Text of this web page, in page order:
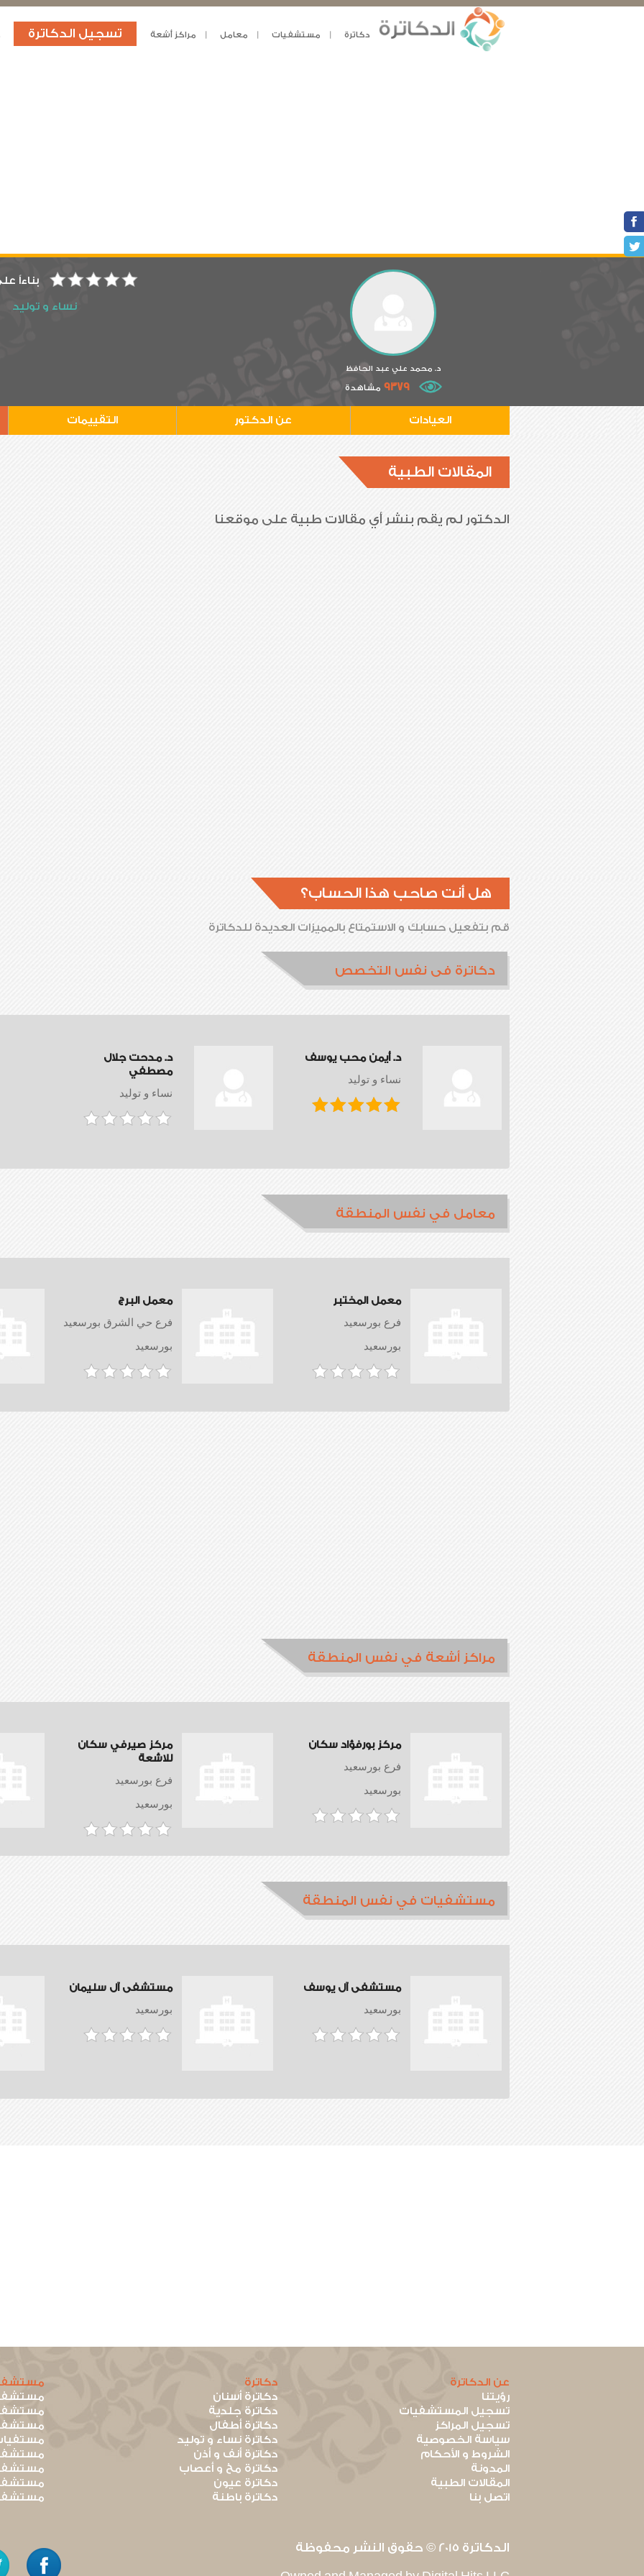
دكاترة مستشفيات معامل مراكز أشعة تسجيل الدكاترة
د. محمد علي عبد الحافظ
9379 مشاهدة
بناءاً
نساء و توليد
العيادات عن الدكتور التقييمات
المقالات الطبية
الدكتور لم يقم بنشر أي مقالات طبية على موقعنا
هل أنت صاحب هذا الحساب؟
قم بتفعيل حسابك و الاستمتاع بالمميزات العديدة للدكاترة
دكاترة فى نفس التخصص
د. مدحت جلال
مصطفي
نساء و توليد
د. أيمن محب يوسف
نساء و توليد
معامل في نفس المنطقة
معمل البرج
فرع حي الشرق بورسعيد
بورسعيد
معمل المختبر
فرع بورسعيد
بورسعيد
مراكز أشعة في نفس المنطقة
مركز صيرفي سكان
للاشعة
فرع بورسعيد
بورسعيد
مركز بورفؤاد سكان
فرع بورسعيد
بورسعيد
مستشفيات في نفس المنطقة
مستشفى آل سليمان
بورسعيد
مستشفى آل يوسف
بورسعيد
عن الدكاترة
رؤيتنا
تسجيل المستشفيات
تسجيل المراكز
سياسة الخصوصية
الشروط و الأحكام
المدونة
المقالات الطبية
اتصل بنا
دكاترة
دكاترة أسنان
دكاترة جلدية
دكاترة أطفال
دكاترة نساء و توليد
دكاترة أنف و أذن
دكاترة مخ و أعصاب
دكاترة عيون
دكاترة باطنة
الدكاترة 2015 © حقوق النشر محفوظة